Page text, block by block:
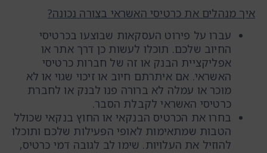
איך מנהלים את כרטיסי האשראי בצורה נכונה?
עברו על פירוט העסקאות שבוצעו בכרטיסי
החיוב שלכם. תוכלו לעשות כן דרך אתר או
אפליקציית הבנק או זה של חברות כרטיסי
האשראי. אם איתרתם חיוב או זיכוי שגוי או לא
מוכר או עמלה לא ברורה פנו לבנק או לחברת
כרטיסי האשראי לקבלת הסבר.
בחרו את הכרטיס הבנקאי או החוץ בנקאי שכולל
הטבות שמתאימות לאופי הפעילות שלכם ותוכלו
להוזיל את העלויות. שימו לב לגובה דמי כרטיס,